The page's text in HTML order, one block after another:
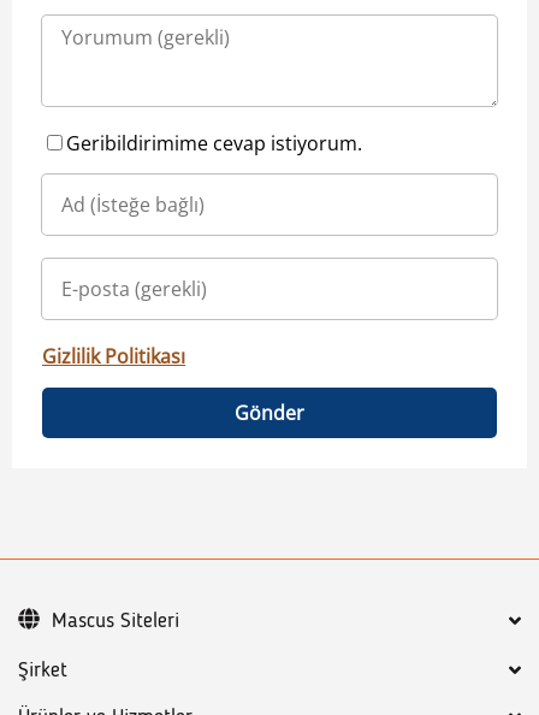
Geribildirimime cevap istiyorum.
Gizlilik Politikası
Gönder
Şirket
Mascus Siteleri